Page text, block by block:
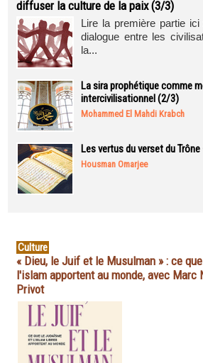
diffuser la culture de la paix (3/3)
Lire la première partie
dialogue entre les
la...
La sira prophétique comme
intercivilisationnel (2/3)
Mohammed El Mahdi Krabch
Les vertus du verset du
Housman Omarjee
Culture
« Dieu, le Juif et le Musulman » : ce
l'islam apportent au monde, avec Marc
Privot